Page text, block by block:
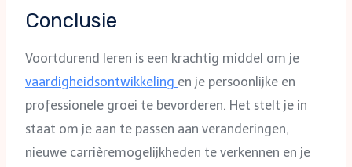
Conclusie
Voortdurend leren is een krachtig middel om je
vaardigheidsontwikkeling en je persoonlijke en
professionele groei te bevorderen. Het stelt je in
staat om je aan te passen aan veranderingen,
nieuwe carrièremogelijkheden te verkennen en je